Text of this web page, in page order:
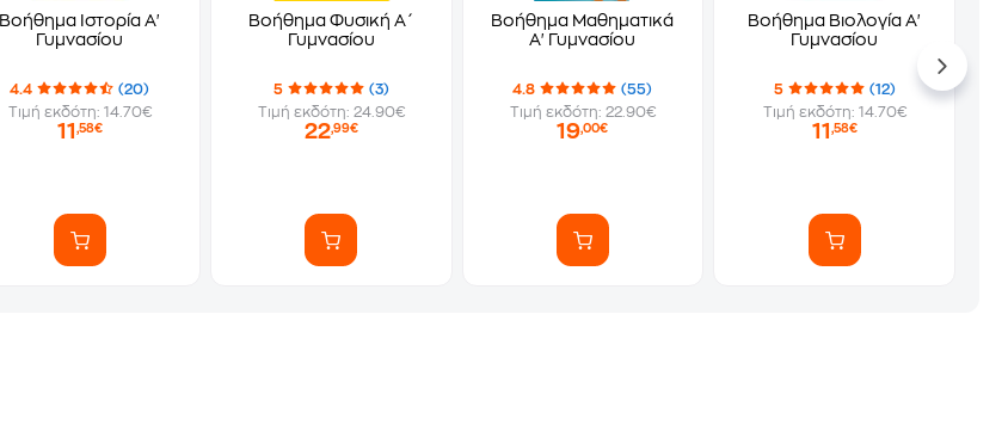
Βοήθημα Ιστορία Α'
Γυμνασίου
4.4
(20)
Τιμή εκδότη: 14.70€
11 ,58€
Βοήθημα Φυσική Α΄
Γυμνασίου
5
(3)
Τιμή εκδότη: 24.90€
22,99€
Βοήθημα Μαθηματικά
Α' Γυμνασίου
4.8
(55)
Τιμή εκδότη: 22.90€
19,00€
Βοήθημα Βιολογία Α'
Γυμνασίου
5
(12)
Τιμή εκδότη: 14.70€
11 ,58€